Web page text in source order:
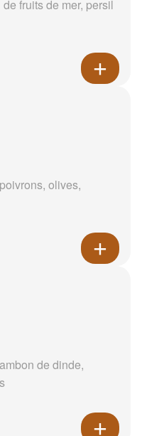
fruits de mer, persil
olives,
de dinde,